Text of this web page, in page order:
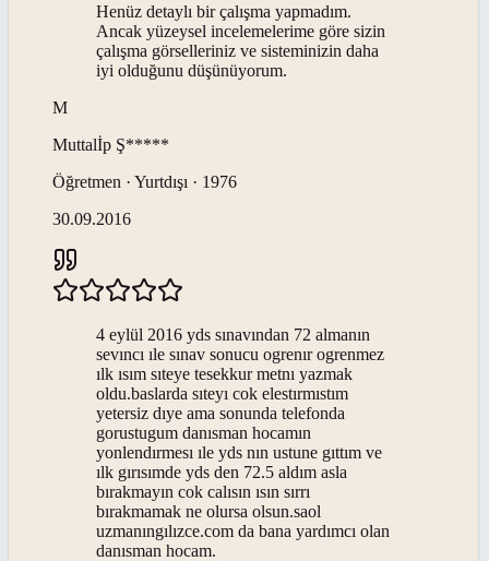
Henüz detaylı bir çalışma yapmadım.
Ancak yüzeysel incelemelerime göre sizin
çalışma görselleriniz ve sisteminizin daha
iyi olduğunu düşünüyorum.
M
Muttalİp Ş*****
Öğretmen · Yurtdışı · 1976
30.09.2016
4 eylül 2016 yds sınavından 72 almanın
sevıncı ıle sınav sonucu ogrenır ogrenmez
ılk ısım sıteye tesekkur metnı yazmak
oldu.baslarda sıteyı cok elestırmıstım
yetersiz dıye ama sonunda telefonda
gorustugum danısman hocamın
yonlendırmesı ıle yds nın ustune gıttım ve
ılk gırısımde yds den 72.5 aldım asla
bırakmayın cok calısın ısın sırrı
bırakmamak ne olursa olsun.saol
uzmanıngılızce.com da bana yardımcı olan
danısman hocam.